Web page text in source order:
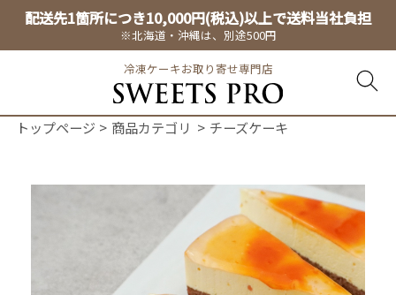
配送先1箇所につき10,000円(税込)以上で送料当社負担
※北海道・沖縄は、別途500円
冷凍ケーキお取り寄せ専門店
トップページ 商品カテゴリ チーズケーキ